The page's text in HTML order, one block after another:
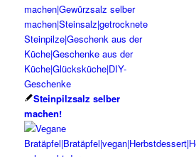
Steinpilzsalz selber
machen!